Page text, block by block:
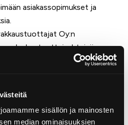
sisällön ja mainosten
median ominaisuuksien
asiakassopimukset ja
Oy:n
tuottajayhteisön
pakkausalan
Sopimus Suomen